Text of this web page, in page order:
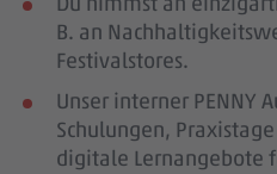
B. an
Festivalstores.
Unser interner PENNY
Schulungen,
digitale Lernangebote